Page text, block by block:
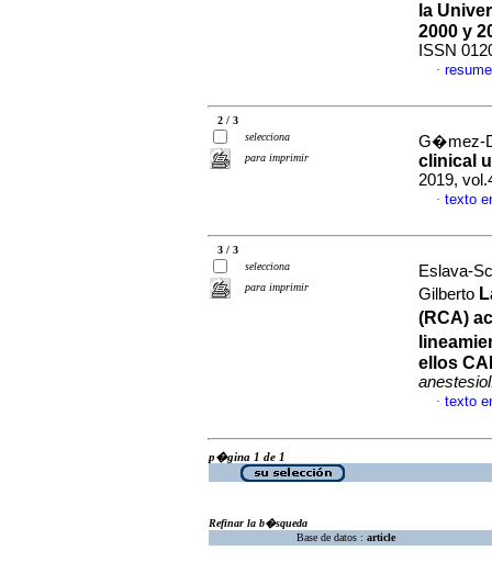
la
2000 y
ISSN
·
2 / 3
selecciona
para imprimir
G�mez-
clinical
2019,
· texto
3 / 3
selecciona
para imprimir
Eslava-
Gilberto
(RCA)
ellos
· texto
p�gina 1 de 1
Refinar la b�squeda
Base de datos : article